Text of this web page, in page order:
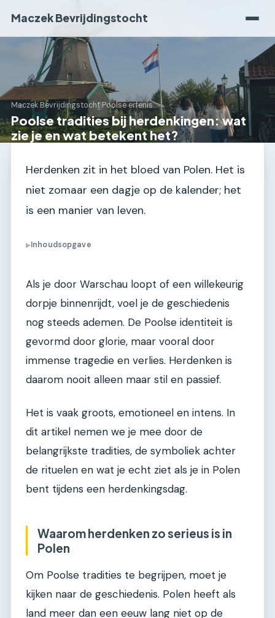
Maczek Bevrijdingstocht
Maczek Bevrijdingstocht›Poolse erfenis
Poolse tradities bij herdenkingen: wat
zie je en wat betekent het?
Herdenken zit in het bloed van Polen. Het is
niet zomaar een dagje op de kalender; het
is een manier van leven.
▶Inhoudsopgave
Als je door Warschau loopt of een willekeurig
dorpje binnenrijdt, voel je de geschiedenis
nog steeds ademen. De Poolse identiteit is
gevormd door glorie, maar vooral door
immense tragedie en verlies. Herdenken is
daarom nooit alleen maar stil en passief.
Het is vaak groots, emotioneel en intens. In
dit artikel nemen we je mee door de
belangrijkste tradities, de symboliek achter
de rituelen en wat je echt ziet als je in Polen
bent tijdens een herdenkingsdag.
Waarom herdenken zo serieus is in
Polen
Om Poolse tradities te begrijpen, moet je
kijken naar de geschiedenis. Polen heeft als
land meer dan een eeuw lang niet op de